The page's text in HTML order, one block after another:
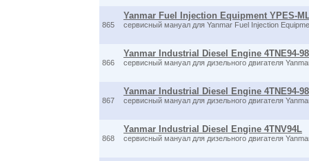
865
Yanmar Fuel Injection Equipment YPES-
сервисный мануал для Yanmar Fuel Injection
866
Yanmar Industrial Diesel Engine 4TNE94-
сервисный мануал для дизельного двигателя
867
Yanmar Industrial Diesel Engine 4TNE94-
сервисный мануал для дизельного двигателя
868
Yanmar Industrial Diesel Engine 4TNV94L
сервисный мануал для дизельного двигателя